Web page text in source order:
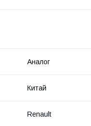
Аналог
Китай
Renault